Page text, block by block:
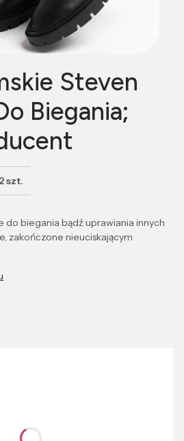
Steven
Biegania;
szt.
do biegania bądź uprawiania innych
zakończone nieuciskającym